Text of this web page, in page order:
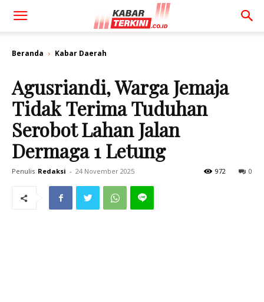
Beranda Kabar Daerah
Agusriandi, Warga Jemaja
Tidak Terima Tuduhan
Serobot Lahan Jalan
Dermaga 1 Letung
Penulis Redaksi - 24 November 2025 0
972